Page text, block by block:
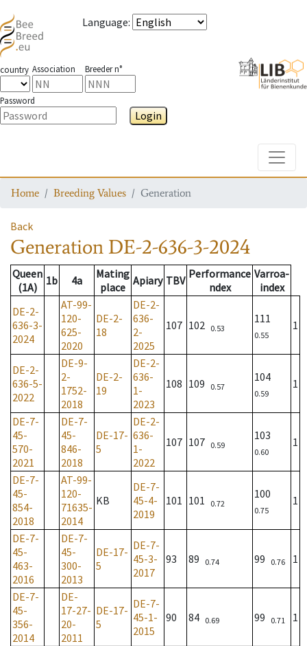
Language:
country Association Breeder n°
Password
Login
Home Breeding Values Generation
Back
Generation DE-2-636-3-2024
Queen
(1A)
1b 4a
Mating
place Apiary TBV Performance
ndex
Varroa-
index
DE-2-
636-3-
2024
AT-99-
120-
625-
2020
DE-2-
18
DE-2-
636-
2-
2025
107 102 0.53
111
0.55
1
DE-2-
636-5-
2022
DE-9-
2-
1752-
2018
DE-2-
19
DE-2-
636-
1-
2023
108 109 0.57
104
0.59
1
DE-7-
45-
570-
2021
DE-7-
45-
846-
2018
DE-17-
5
DE-2-
636-
1-
2022
107 107 0.59
103
0.60
1
DE-7-
45-
854-
2018
AT-99-
120-
71635-
2014
KB
DE-7-
45-4-
2019
101 101 0.72
100
0.75
1
DE-7-
45-
463-
2016
DE-7-
45-
300-
2013
DE-17-
5
DE-7-
45-3-
2017
93 89 0.74 99 0.76 1
DE-7-
45-
356-
2014
DE-
17-27-
20-
2011
DE-17-
5
DE-7-
45-1-
2015
90 84 0.69 99 0.71 1